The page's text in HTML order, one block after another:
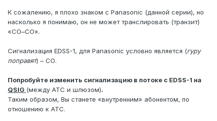
К сожалению, я плохо знаком с Panasonic (данной серии), но
насколько я понимаю, он не может транслировать (транзит)
«CO–CO».
Сигнализация EDSS-1, для Panasonic условно является (гуру
поправят) – CO.
Попробуйте изменить сигнализацию в потоке с EDSS-1 на
QSIG (между АТС и шлюзом).
Таким образом, Вы станете «внутренним» абонентом, по
отношению к АТС.